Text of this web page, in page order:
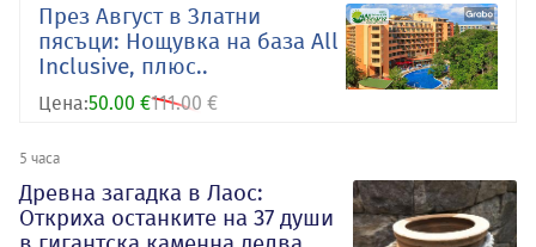
През Август в Златни
пясъци: Нощувка на база All
Inclusive, плюс..
Цена:50.00 €111.00 €
5 часа
Древна загадка в Лаос:
Откриха останките на 37 души